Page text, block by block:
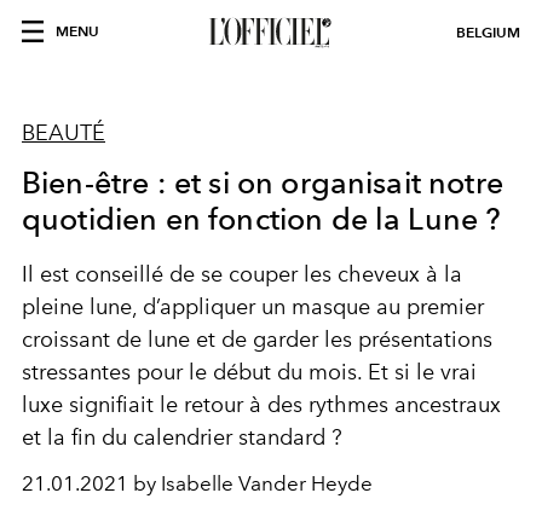
MENU BELGIUM
BEAUTÉ
Bien-être : et si on organisait notre
quotidien en fonction de la Lune ?
Il est conseillé de se couper les cheveux à la
pleine lune, d’appliquer un masque au premier
croissant de lune et de garder les présentations
stressantes pour le début du mois. Et si le vrai
luxe signifiait le retour à des rythmes ancestraux
et la fin du calendrier standard ?
21.01.2021 by Isabelle Vander Heyde